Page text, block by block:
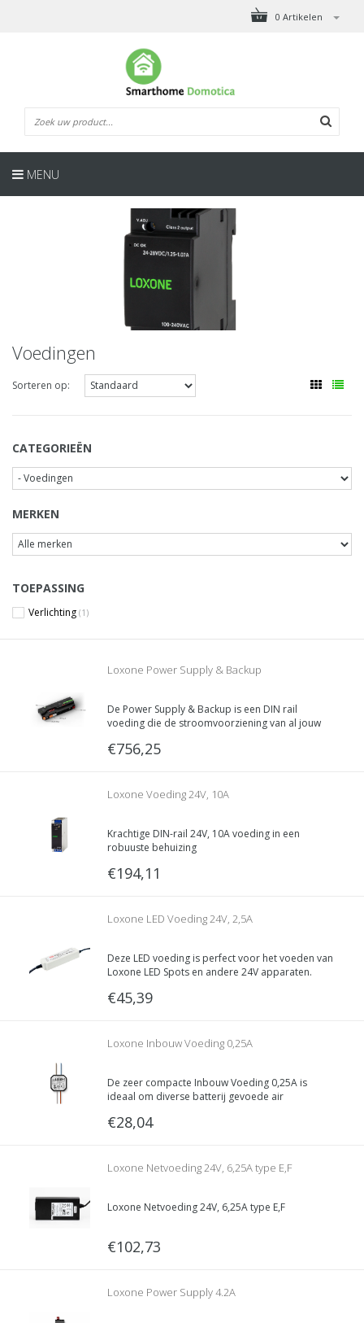
0 Artikelen
MENU
Voedingen
Sorteren op:
CATEGORIEËN
MERKEN
TOEPASSING
Verlichting (1)
Loxone Power Supply & Backup
De Power Supply & Backup is een DIN rail
voeding die de stroomvoorziening van al jouw
€756,25
Loxone Voeding 24V, 10A
Krachtige DIN-rail 24V, 10A voeding in een
robuuste behuizing
€194,11
Loxone LED Voeding 24V, 2,5A
Deze LED voeding is perfect voor het voeden van
Loxone LED Spots en andere 24V apparaten.
in een vals plafond verstopt worden.
€45,39
Loxone Inbouw Voeding 0,25A
De zeer compacte Inbouw Voeding 0,25A is
ideaal om diverse batterij gevoede air
voorziening.
€28,04
Loxone Netvoeding 24V, 6,25A type E,F
Loxone Netvoeding 24V, 6,25A type E,F
€102,73
Loxone Power Supply 4.2A